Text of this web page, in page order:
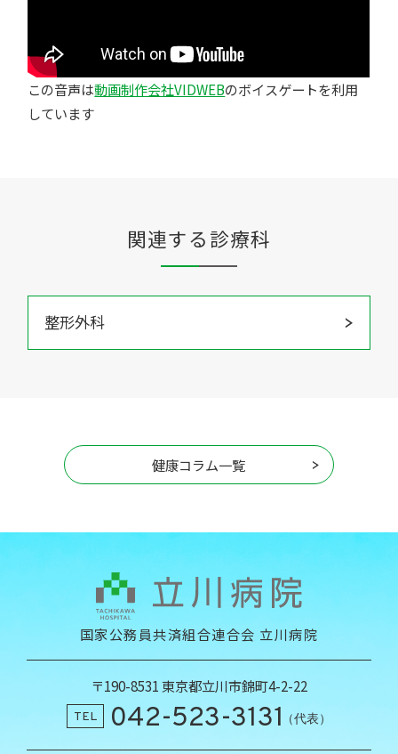
この音声は動画制作会社VIDWEBのボイスゲートを利用
しています
関連する診療科
整形外科
健康コラム一覧
国家公務員共済組合連合会 立川病院
〒190-8531 東京都立川市錦町4-2-22
TEL 042-523-3131 （代表）